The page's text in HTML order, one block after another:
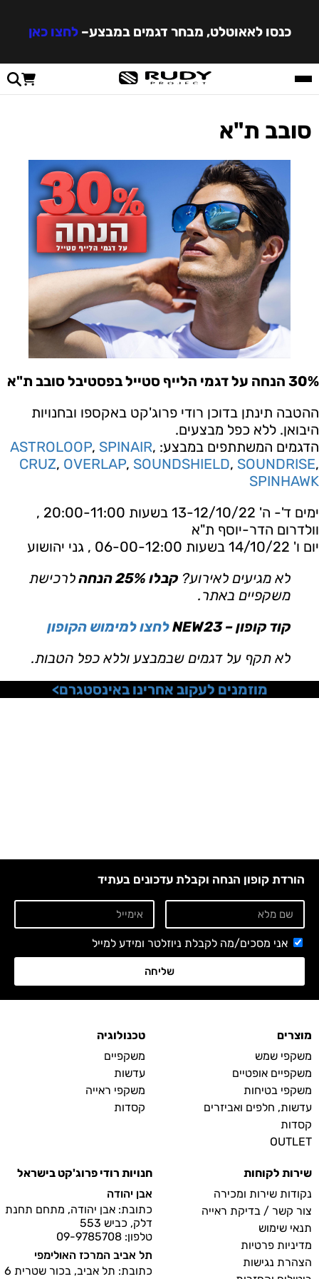
כנסו לאאוטלט, מבחר דגמים במבצע–לחצו כאן
סובב ת"א
30% הנחה על דגמי הלייף סטייל בפסטיבל סובב ת"א
ההטבה תינתן בדוכן רודי פרוג'קט באקספו ובחנויות
היבואן. ללא כפל מבצעים.
הדגמים המשתתפים במבצע:
ASTROLOOP, SPINAIR,
CRUZ, OVERLAP, SOUNDSHIELD, SOUNDRISE,
SPINHAWK
ימים ד'- ה' 13-12/10/22 בשעות 20:00-11:00 ,
וולדרום הדר-יוסף ת"א
יום ו' 14/10/22 בשעות 06-00-12:00 , גני יהושוע
לא מגיעים לאירוע? קבלו 25% הנחה
לרכישת
משקפיים באתר.
קוד קופון – NEW23
לחצו למימוש הקופון
לא תקף על דגמים שבמבצע וללא כפל הטבות.
מוזמנים לעקוב אחרינו באינסטגרם>
הורדת קופון הנחה וקבלת עדכונים בעתיד
אני מסכים/מה לקבלת ניוזלטר ומידע למייל
שליחה
מוצרים
משקפי שמש
משקפיים אופטיים
משקפי בטיחות
עדשות, חלפים ואביזרים
קסדות
OUTLET
טכנולוגיה
משקפיים
עדשות
משקפי ראייה
קסדות
שירות לקוחות
נקודות שירות ומכירה
צור קשר / בדיקת ראייה
תנאי שימוש
מדיניות פרטיות
הצהרת נגישות
חנויות רודי פרוג'קט בישראל
אבן יהודה
כתובת: אבן יהודה, מתחם תחנת
דלק, כביש 553
טלפון: 09-9785708
תל אביב המרכז האולימפי
כתובת: תל אביב, בכור שטרית 6